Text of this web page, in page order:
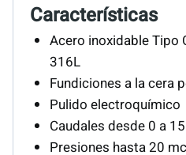
Características
Acero inoxidable Tipo
316L
Fundiciones a la cera
Pulido electroquímico
Caudales desde 0 a
Presiones hasta 20